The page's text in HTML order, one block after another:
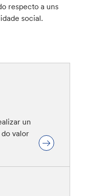
respecto a uns
social.
un
valor